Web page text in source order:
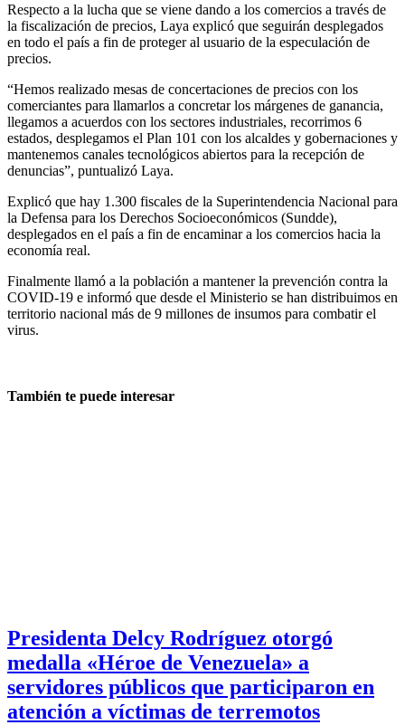
Respecto a la lucha que se viene dando a los comercios a través de
la fiscalización de precios, Laya explicó que seguirán desplegados
en todo el país a fin de proteger al usuario de la especulación de
precios.
“Hemos realizado mesas de concertaciones de precios con los
comerciantes para llamarlos a concretar los márgenes de ganancia,
llegamos a acuerdos con los sectores industriales, recorrimos 6
estados, desplegamos el Plan 101 con los alcaldes y gobernaciones y
mantenemos canales tecnológicos abiertos para la recepción de
denuncias”, puntualizó Laya.
Explicó que hay 1.300 fiscales de la Superintendencia Nacional para
la Defensa para los Derechos Socioeconómicos (Sundde),
desplegados en el país a fin de encaminar a los comercios hacia la
economía real.
Finalmente llamó a la población a mantener la prevención contra la
COVID-19 e informó que desde el Ministerio se han distribuimos en
territorio nacional más de 9 millones de insumos para combatir el
virus.
También te puede interesar
Presidenta Delcy Rodríguez otorgó
medalla «Héroe de Venezuela» a
servidores públicos que participaron en
atención a víctimas de terremotos